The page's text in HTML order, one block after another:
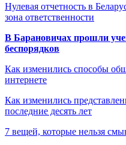
Нулевая отчетность в
зона ответственности
В Барановичах прошли
беспорядков
Как изменились способы
интернете
Как изменились
последние десять лет
7 вещей, которые нельзя